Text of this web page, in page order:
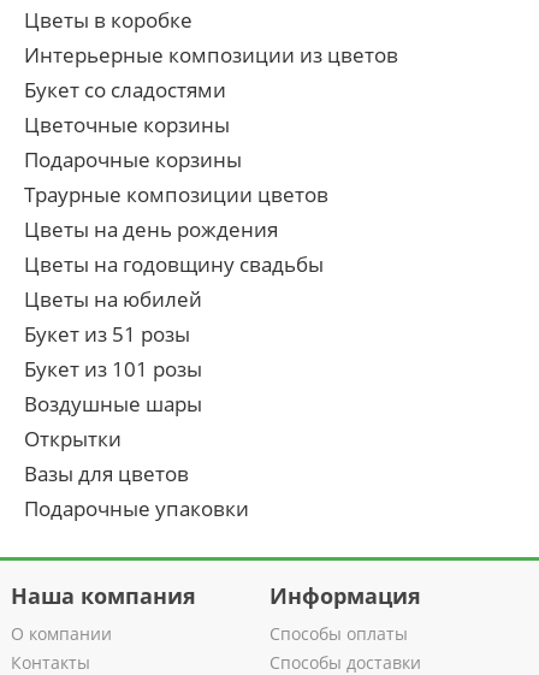
Цветы в коробке
Интерьерные композиции из цветов
Букет со сладостями
Цветочные корзины
Подарочные корзины
Траурные композиции цветов
Цветы на день рождения
Цветы на годовщину свадьбы
Цветы на юбилей
Букет из 51 розы
Букет из 101 розы
Воздушные шары
Открытки
Вазы для цветов
Подарочные упаковки
Наша компания
О компании
Контакты
Информация
Способы оплаты
Способы доставки